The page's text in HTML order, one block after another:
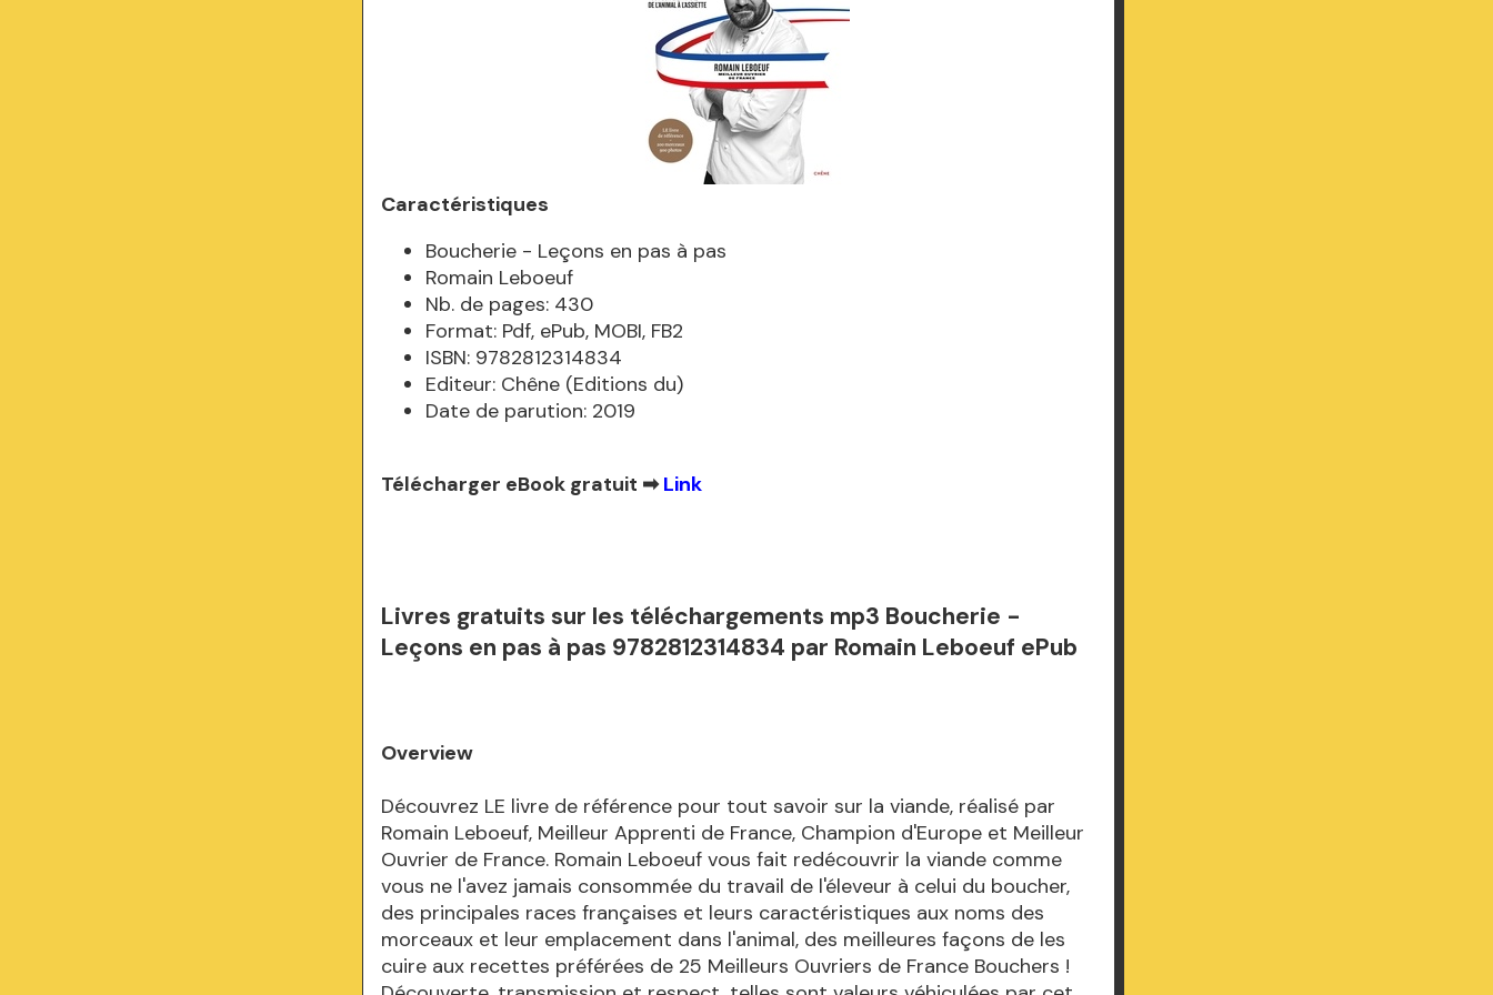
Caractéristiques
Boucherie - Leçons en pas à pas
Romain Leboeuf
Nb. de pages: 430
Format: Pdf, ePub, MOBI, FB2
ISBN: 9782812314834
Editeur: Chêne (Editions du)
Date de parution: 2019
Télécharger eBook gratuit ➡Link
Livres gratuits sur les téléchargements mp3 Boucherie -
Leçons en pas à pas 9782812314834 par Romain Leboeuf ePub
Overview
Découvrez LE livre de référence pour tout savoir sur la viande, réalisé par
Romain Leboeuf, Meilleur Apprenti de France, Champion d'Europe et Meilleur
Ouvrier de France. Romain Leboeuf vous fait redécouvrir la viande comme
vous ne l'avez jamais consommée du travail de l'éleveur à celui du boucher,
des principales races françaises et leurs caractéristiques aux noms des
morceaux et leur emplacement dans l'animal, des meilleures façons de les
cuire aux recettes préférées de 25 Meilleurs Ouvriers de France Bouchers !